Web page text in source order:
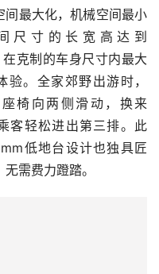
间最大化，机械空间最小
尺寸的长宽高达到
克制的车身尺寸内最大
。全家郊野出游时，
椅向两侧滑动，换来
客轻松进出第三排。此
低地台设计也独具匠
需费力蹬踏。